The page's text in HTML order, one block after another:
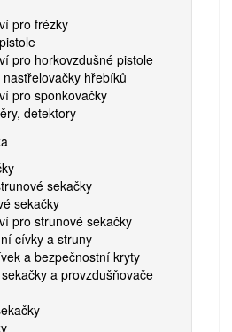
pro frézky
pro horkovzdušné pistole
hřebíků
pro sponkovačky
detektory
sekačky
sekačky
pro strunové sekačky
cívky a struny
a bezpečnostní kryty
a provzdušňovače